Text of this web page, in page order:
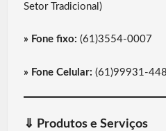
Setor Tradicional)
» Fone fixo: (61)3554-0007
» Fone Celular: (61)99931-
⇓ Produtos e Serviços